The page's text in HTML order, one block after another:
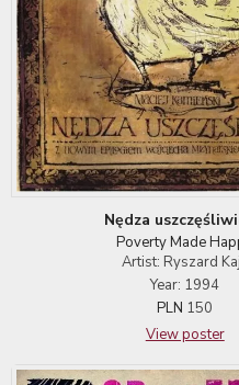
Nędza
Poverty Made
Artist: Ryszard
Year: 1994
PLN 150
View poster